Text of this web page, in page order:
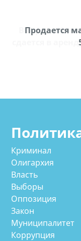
Продается
Криминал
Олигархия
Власть
Выборы
Оппозиция
Закон
Муниципалитет
Коррупция